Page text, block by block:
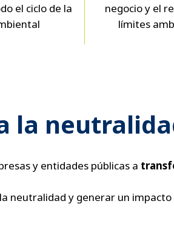
el ciclo de la
negocio y el
límites
la
y entidades públicas a
neutralidad y generar un